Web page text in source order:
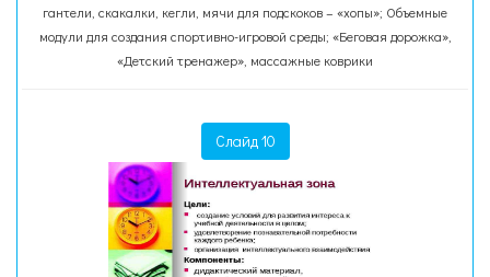
гантели, скакалки, кегли, мячи для подскоков – «хопы»; Объемные
модули для создания спортивно-игровой среды; «Беговая дорожка»,
«Детский тренажер», массажные коврики
Слайд 10